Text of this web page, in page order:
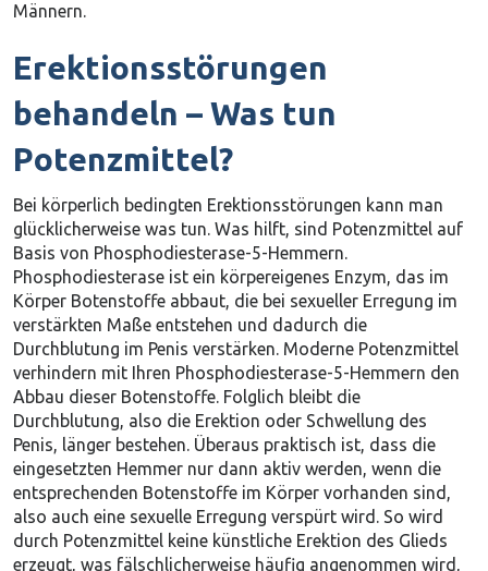
Männern.
Erektionsstörungen
behandeln – Was tun
Potenzmittel?
Bei körperlich bedingten Erektionsstörungen kann man
glücklicherweise was tun. Was hilft, sind Potenzmittel auf
Basis von Phosphodiesterase-5-Hemmern.
Phosphodiesterase ist ein körpereigenes Enzym, das im
Körper Botenstoffe abbaut, die bei sexueller Erregung im
verstärkten Maße entstehen und dadurch die
Durchblutung im Penis verstärken. Moderne Potenzmittel
verhindern mit Ihren Phosphodiesterase-5-Hemmern den
Abbau dieser Botenstoffe. Folglich bleibt die
Durchblutung, also die Erektion oder Schwellung des
Penis, länger bestehen. Überaus praktisch ist, dass die
eingesetzten Hemmer nur dann aktiv werden, wenn die
entsprechenden Botenstoffe im Körper vorhanden sind,
also auch eine sexuelle Erregung verspürt wird. So wird
durch Potenzmittel keine künstliche Erektion des Glieds
erzeugt, was fälschlicherweise häufig angenommen wird,